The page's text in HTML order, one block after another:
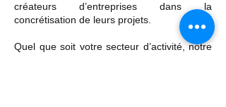
créateurs d’entreprises dans la
concrétisation de leurs projets.
Quel que soit votre secteur d’activité, notre